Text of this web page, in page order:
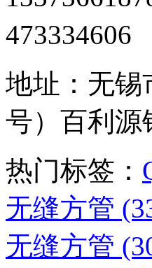
473334606
地址：无锡
号）百利源
热门标签：
无缝方管
无缝方管